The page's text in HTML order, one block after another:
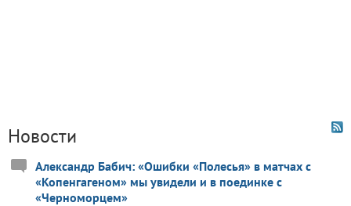
Новости
Александр Бабич: «Ошибки «Полесья» в матчах с
«Копенгагеном» мы увидели и в поединке с
«Черноморцем»